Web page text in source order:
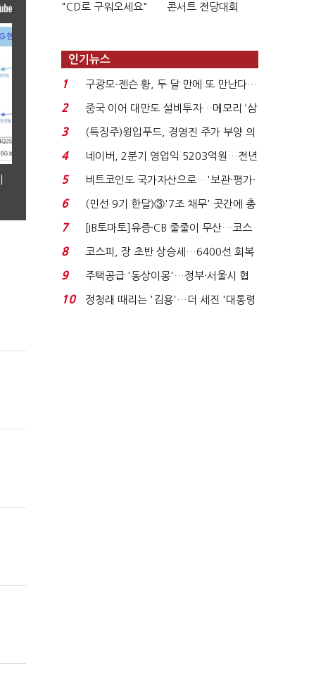
"CD로 구워오세요" 콘서트 전당대회
인기뉴스
1
구광모-젠슨 황, 두 달 만에 또 만난다…
로봇·AI 등 논...
2
중국 이어 대만도 설비투자…메모리 ‘삼
국전쟁’
3
(특징주)윙입푸드, 경영진 주가 부양 의
지에 상한가...
4
네이버, 2분기 영업익 5203억원…전년
비 0.2% 감소...
5
비트코인도 국가자산으로…'보관·평가·
처분' 기준은 ...
6
(민선 9기 한달)③'7조 채무' 곳간에 충
격…추미애, 20년...
7
[IB토마토]유증·CB 줄줄이 무산…코스
닥 벌점 급증에 ...
8
코스피, 장 초반 상승세…6400선 회복
시도
9
주택공급 '동상이몽'…정부·서울시 협
력 없으면 '공수표'...
10
정청래 때리는 '김용'…더 세진 '대통령